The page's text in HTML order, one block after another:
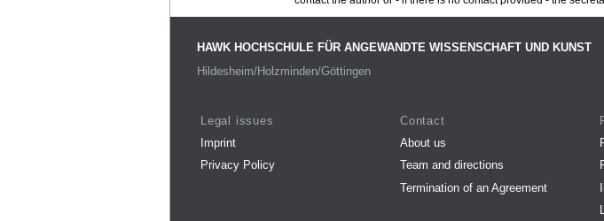
HAWK HOCHSCHULE FÜR ANGEWANDTE WISSENSCHAFT UND KUNST
Hildesheim/Holzminden/Göttingen
Legal issues
Imprint
Privacy Policy
Contact
About us
Team and directions
Termination of an Agreement